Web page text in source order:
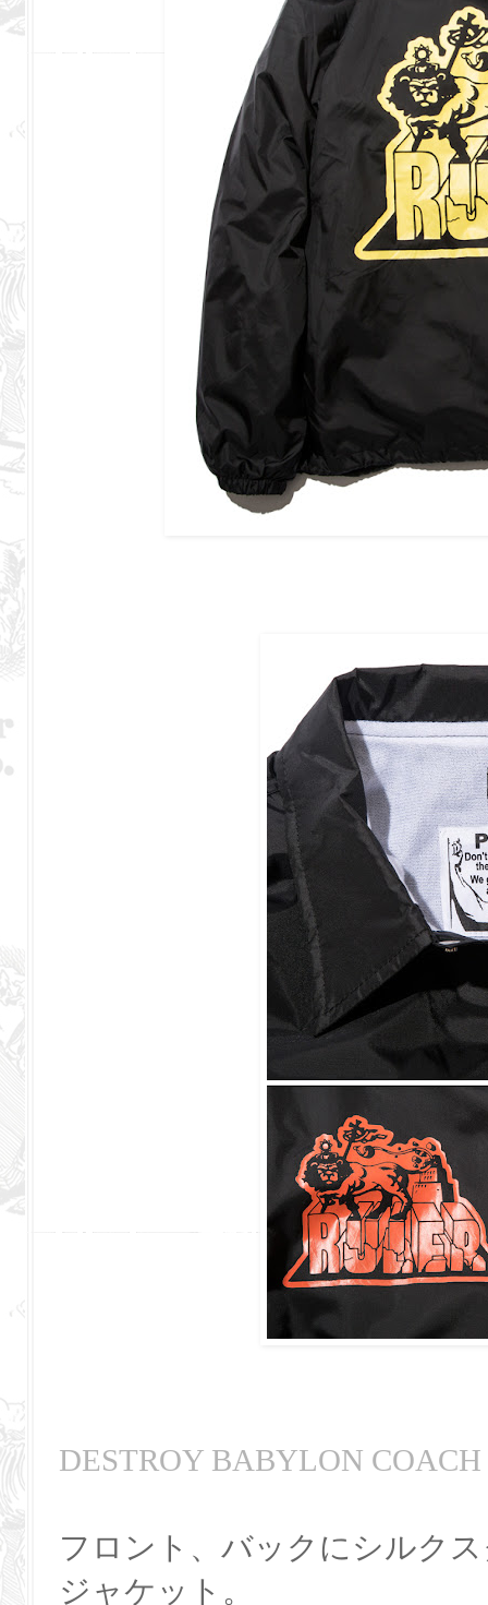
DESTROY BABYLON
フロント、バックにシルク
ジャケット。